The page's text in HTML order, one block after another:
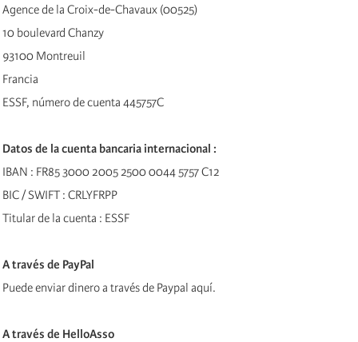
Agence de la Croix-de-Chavaux (00525)
10 boulevard Chanzy
93100 Montreuil
Francia
ESSF, número de cuenta 445757C
Datos de la cuenta bancaria internacional :
IBAN : FR85 3000 2005 2500 0044 5757 C12
BIC / SWIFT : CRLYFRPP
Titular de la cuenta : ESSF
A través de PayPal
Puede enviar dinero a través de Paypal aquí.
A través de HelloAsso